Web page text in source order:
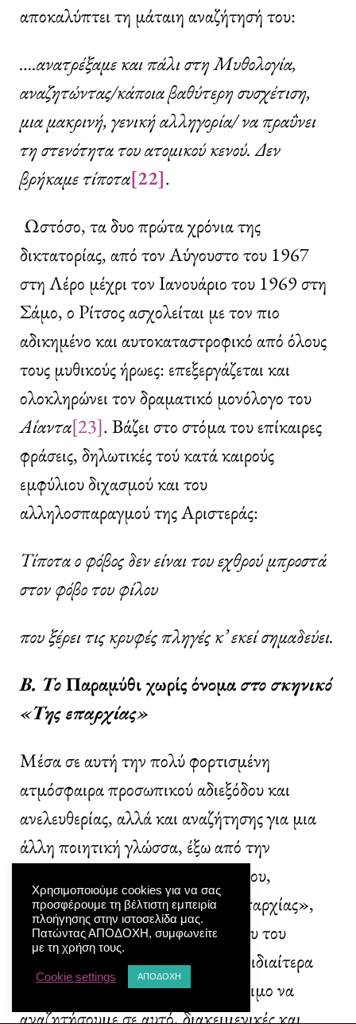
αποκαλύπτει τη μάταιη αναζήτησή του:
….ανατρέξαμε και πάλι στη Μυθολογία,
αναζητώντας/κάποια βαθύτερη συσχέτιση,
μια μακρινή, γενική αλληγορία/ να πραΰνει
τη στενότητα του ατομικού κενού. Δεν
βρήκαμε τίποτα[22].
Ωστόσο, τα δυο πρώτα χρόνια της
δικτατορίας, από τον Αύγουστο του 1967
στη Λέρο μέχρι τον Ιανουάριο του 1969 στη
Σάμο, ο Ρίτσος ασχολείται με τον πιο
αδικημένο και αυτοκαταστροφικό από όλους
τους μυθικούς ήρωες: επεξεργάζεται και
ολοκληρώνει τον δραματικό μονόλογο του
Αίαντα[23]. Βάζει στο στόμα του επίκαιρες
φράσεις, δηλωτικές τού κατά καιρούς
εμφύλιου διχασμού και του
αλληλοσπαραγμού της Αριστεράς:
Τίποτα ο φόβος δεν είναι του εχθρού μπροστά
στον φόβο του φίλου
που ξέρει τις κρυφές πληγές κ’ εκεί σημαδεύει.
Β. ΤοΠαραμύθι χωρίς όνομαστο σκηνικό
«Της επαρχίας»
Μέσα σε αυτή την πολύ φορτισμένη
ατμόσφαιρα προσωπικού αδιεξόδου και
ανελευθερίας, αλλά και αναζήτησης για μια
άλλη ποιητική γλώσσα, έξω από την
ακυρωμένη γενναιοδωρία του μύθου,
δημιουργείται το ποίημα «Της επαρχίας»,
ένα από τα πολλάεπιούσιαεκείνου του
καιρού[24] και, όσο γνωρίζω, όχι ιδιαίτερα
σχολιασμένο[25]. Θα ήταν σκόπιμο να
αναζητήσουμε σε αυτό, διακειμενικές και
Χρησιμοποιούμε cookies για να σας
προσφέρουμε τη βέλτιστη εμπειρία
πλοήγησης στην ιστοσελίδα μας.
Πατώντας ΑΠΟΔΟΧΗ, συμφωνείτε
με τη χρήση τους.
Cookie settings ΑΠΟΔΟΧΗ